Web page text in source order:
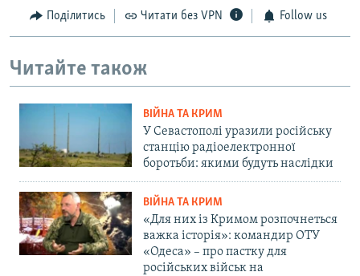
Поділитись Читати без VPN Follow us
Читайте також
ВІЙНА ТА КРИМ
У Севастополі уразили російську
станцію радіоелектронної
боротьби: якими будуть наслідки
ВІЙНА ТА КРИМ
«Для них із Кримом розпочнеться
важка історія»: командир ОТУ
«Одеса» – про пастку для
російських військ на